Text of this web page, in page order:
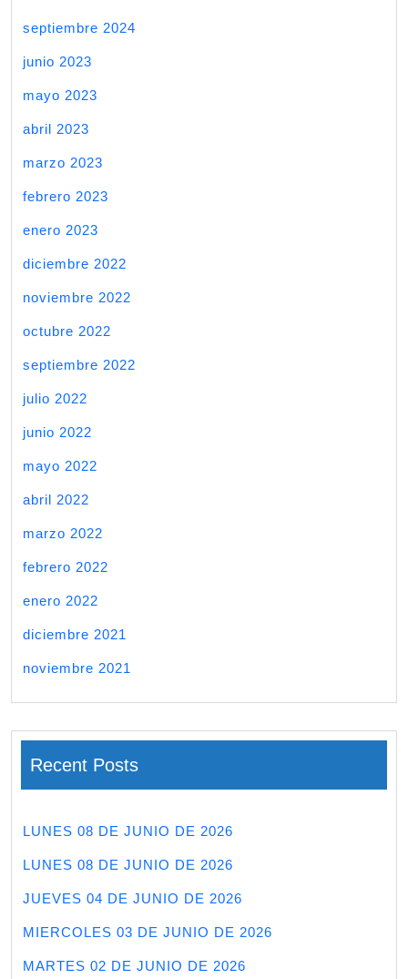
septiembre 2024
junio 2023
mayo 2023
abril 2023
marzo 2023
febrero 2023
enero 2023
diciembre 2022
noviembre 2022
octubre 2022
septiembre 2022
julio 2022
junio 2022
mayo 2022
abril 2022
marzo 2022
febrero 2022
enero 2022
diciembre 2021
noviembre 2021
Recent Posts
LUNES 08 DE JUNIO DE 2026
LUNES 08 DE JUNIO DE 2026
JUEVES 04 DE JUNIO DE 2026
MIERCOLES 03 DE JUNIO DE 2026
MARTES 02 DE JUNIO DE 2026